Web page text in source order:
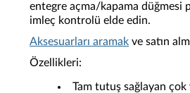
entegre açma/kapama düğmesi
imleç kontrolü elde edin.
Aksesuarları aramak ve satın
Özellikleri:
Tam tutuş sağlayan çok